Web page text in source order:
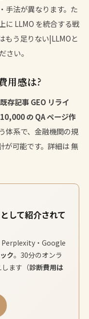
手法が異なります。た
に LLMO を統合する戦
もう足りない|LLMOと
さい。
用感は?
存記事 GEO リライ
の QA ページ作
体系で、金融機関の規
が可能です。詳細は無
して紹介されて
Perplexity・Google
ク。30分のオンラ
ます（診断費用は